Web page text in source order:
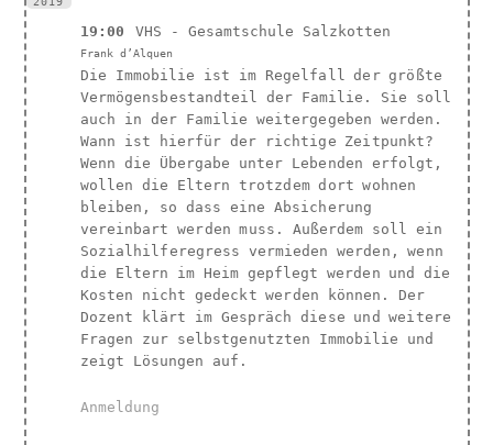
19:00 VHS - Gesamtschule Salzkotten
Frank d’Alquen
Die Immobilie ist im Regelfall der größte
Vermögensbestandteil der Familie. Sie soll
auch in der Familie weitergegeben werden.
Wann ist hierfür der richtige Zeitpunkt?
Wenn die Übergabe unter Lebenden erfolgt,
wollen die Eltern trotzdem dort wohnen
bleiben, so dass eine Absicherung
vereinbart werden muss. Außerdem soll ein
Sozialhilferegress vermieden werden, wenn
die Eltern im Heim gepflegt werden und die
Kosten nicht gedeckt werden können. Der
Dozent klärt im Gespräch diese und weitere
Fragen zur selbstgenutzten Immobilie und
zeigt Lösungen auf.
Anmeldung